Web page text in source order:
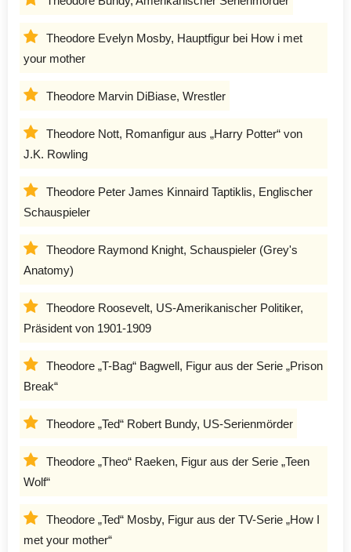
Theodore Evelyn Mosby, Hauptfigur bei How i met
your mother
Theodore Marvin DiBiase, Wrestler
Theodore Nott, Romanfigur aus „Harry Potter“ von
J.K. Rowling
Theodore Peter James Kinnaird Taptiklis, Englischer
Schauspieler
Theodore Raymond Knight, Schauspieler (Grey's
Anatomy)
Theodore Roosevelt, US-Amerikanischer Politiker,
Präsident von 1901-1909
Theodore „T-Bag“ Bagwell, Figur aus der Serie „Prison
Break“
Theodore „Ted“ Robert Bundy, US-Serienmörder
Theodore „Theo“ Raeken, Figur aus der Serie „Teen
Wolf“
Theodore „Ted“ Mosby, Figur aus der TV-Serie „How I
met your mother“